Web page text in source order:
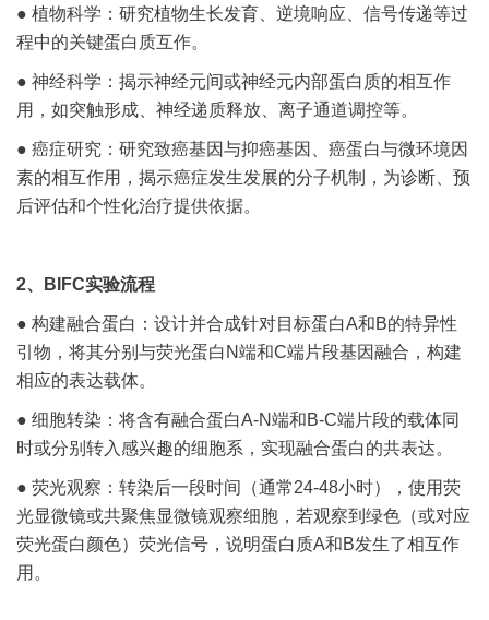
● 植物科学：研究植物生长发育、逆境响应、信号传递等过
程中的关键蛋白质互作。
● 神经科学：揭示神经元间或神经元内部蛋白质的相互作
用，如突触形成、神经递质释放、离子通道调控等。
● 癌症研究：研究致癌基因与抑癌基因、癌蛋白与微环境因
素的相互作用，揭示癌症发生发展的分子机制，为诊断、预
后评估和个性化治疗提供依据。
2、BIFC实验流程
● 构建融合蛋白：设计并合成针对目标蛋白A和B的特异性
引物，将其分别与荧光蛋白N端和C端片段基因融合，构建
相应的表达载体。
● 细胞转染：将含有融合蛋白A-N端和B-C端片段的载体同
时或分别转入感兴趣的细胞系，实现融合蛋白的共表达。
● 荧光观察：转染后一段时间（通常24-48小时），使用荧
光显微镜或共聚焦显微镜观察细胞，若观察到绿色（或对应
荧光蛋白颜色）荧光信号，说明蛋白质A和B发生了相互作
用。